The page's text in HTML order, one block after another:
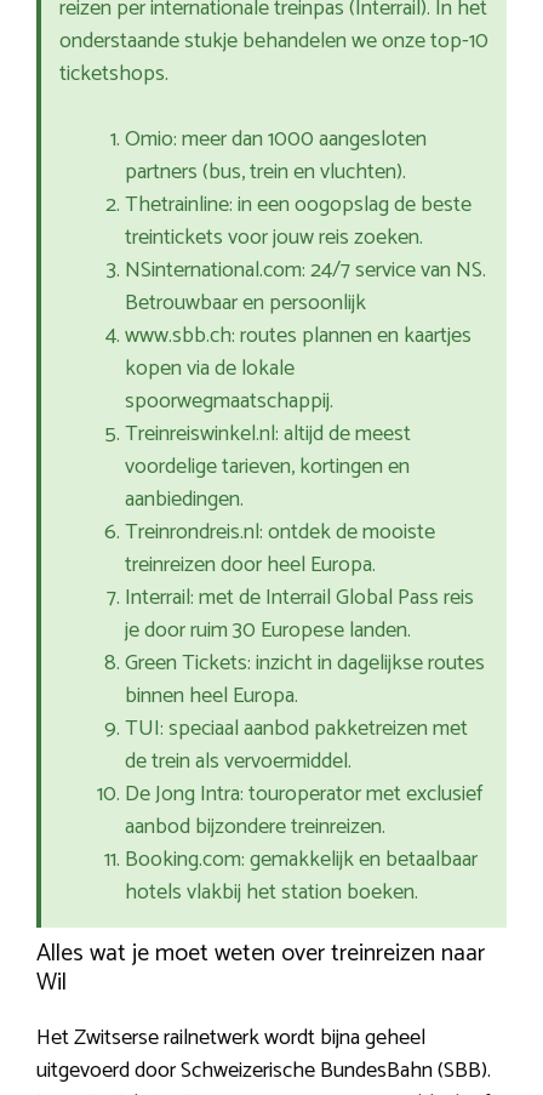
reizen per internationale treinpas (Interrail). In het
onderstaande stukje behandelen we onze top-10
ticketshops.
Omio: meer dan 1000 aangesloten
partners (bus, trein en vluchten).
Thetrainline: in een oogopslag de beste
treintickets voor jouw reis zoeken.
NSinternational.com: 24/7 service van NS.
Betrouwbaar en persoonlijk
www.sbb.ch: routes plannen en kaartjes
kopen via de lokale
spoorwegmaatschappij.
Treinreiswinkel.nl: altijd de meest
voordelige tarieven, kortingen en
aanbiedingen.
Treinrondreis.nl: ontdek de mooiste
treinreizen door heel Europa.
Interrail: met de Interrail Global Pass reis
je door ruim 30 Europese landen.
Green Tickets: inzicht in dagelijkse routes
binnen heel Europa.
TUI: speciaal aanbod pakketreizen met
de trein als vervoermiddel.
De Jong Intra: touroperator met exclusief
aanbod bijzondere treinreizen.
Booking.com: gemakkelijk en betaalbaar
hotels vlakbij het station boeken.
Alles wat je moet weten over treinreizen naar
Wil
Het Zwitserse railnetwerk wordt bijna geheel
uitgevoerd door Schweizerische BundesBahn (SBB).